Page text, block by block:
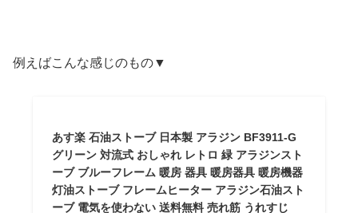
例えばこんな感じのもの▼
あす楽 石油ストーブ 日本製 アラジン BF3911-G
グリーン 対流式 おしゃれ レトロ 緑 アラジンスト
ーブ ブルーフレーム 暖房 器具 暖房器具 暖房機器
灯油ストーブ フレームヒーター アラジン石油スト
ーブ 電気を使わない 送料無料 売れ筋 うれすじ